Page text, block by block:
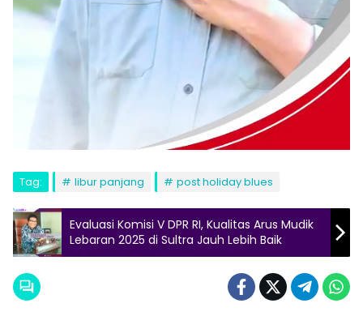
Tag: libur panjang post holiday blues
Evaluasi Komisi V DPR RI, Kualitas Arus Mudik
Lebaran 2025 di Sultra Jauh Lebih Baik